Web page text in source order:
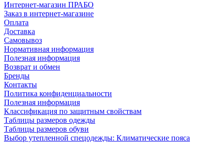
Интернет-магазин ПРАБО
Заказ в интернет-магазине
Оплата
Доставка
Самовывоз
Нормативная информация
Полезная информация
Возврат и обмен
Бренды
Контакты
Политика конфиденциальности
Полезная информация
Классификация по защитным свойствам
Таблицы размеров одежды
Таблицы размеров обуви
Выбор утепленной спецодежды: Климатические пояса